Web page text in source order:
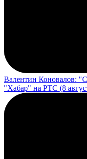
Валентин Коновалов:
"Хабар" на РТС (8